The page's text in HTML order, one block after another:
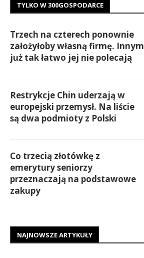
TYLKO W 300GOSPODARCE
Trzech na czterech ponownie
założyłoby własną firmę. Innym
już tak łatwo jej nie polecają
Restrykcje Chin uderzają w
europejski przemysł. Na liście
są dwa podmioty z Polski
Co trzecią złotówkę z
emerytury seniorzy
przeznaczają na podstawowe
zakupy
NAJNOWSZE ARTYKUŁY